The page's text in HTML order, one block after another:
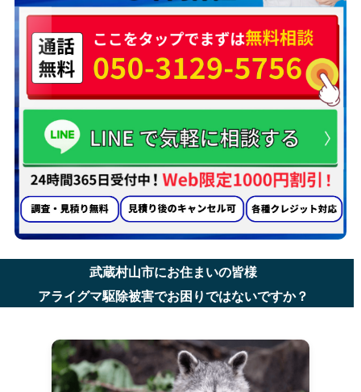
武蔵村山市にお住まいの皆様
アライグマ駆除被害でお困りではないですか？